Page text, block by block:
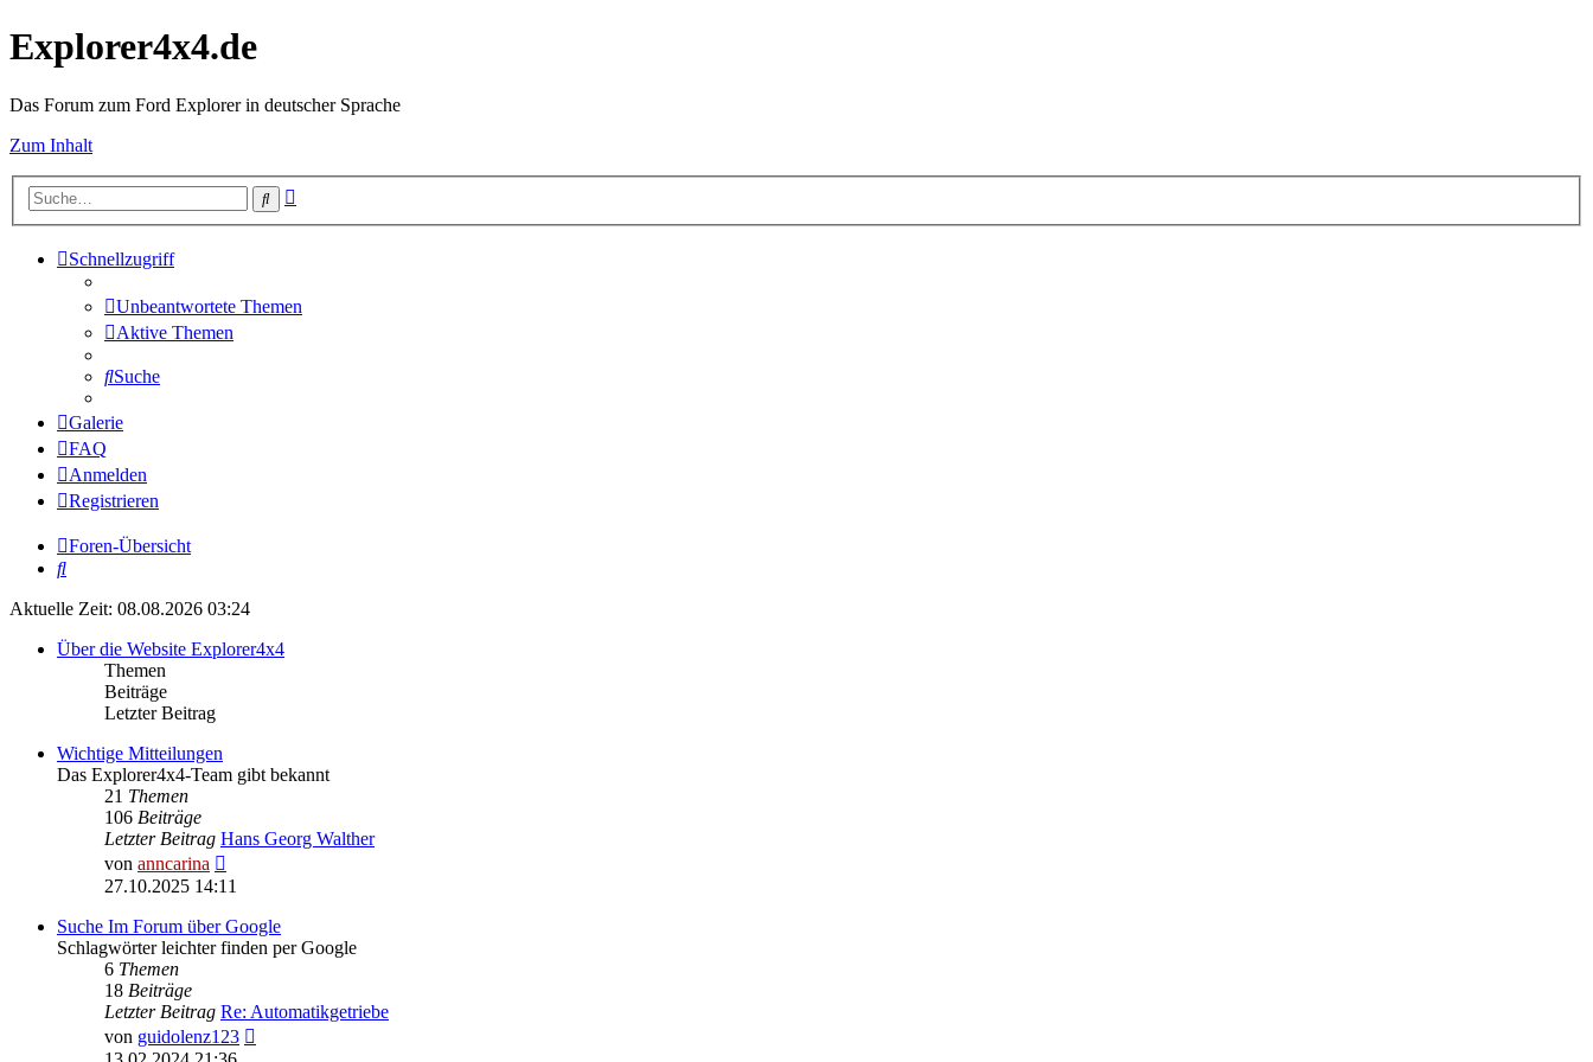
Explorer4x4.de
Das Forum zum Ford Explorer in deutscher Sprache
Zum Inhalt
Suche
Schnellzugriff
Unbeantwortete Themen
Aktive Themen
Suche
Galerie
FAQ
Anmelden
Registrieren
Foren-Übersicht
Suche
Aktuelle Zeit: 08.08.2026 03:24
Über die Website Explorer4x4
Themen
Beiträge
Letzter Beitrag
Wichtige Mitteilungen
Das Explorer4x4-Team gibt bekannt
21 Themen
106 Beiträge
Letzter Beitrag Hans Georg Walther
von anncarina
Beitrag
27.10.2025 14:11
Suche Im Forum über Google
Schlagwörter leichter finden per Google
6 Themen
18 Beiträge
Letzter Beitrag Re: Automatikgetriebe
von guidolenz123